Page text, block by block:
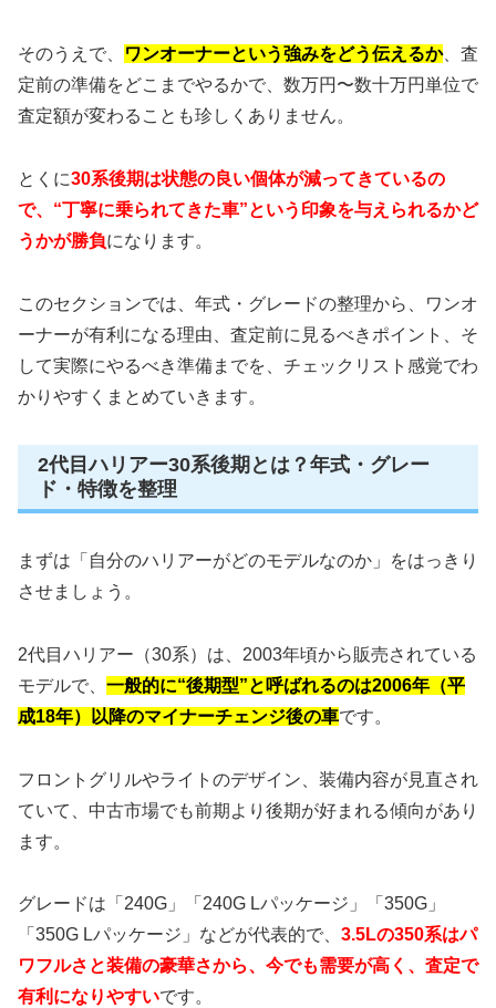
そのうえで、 ワンオーナーという強みをどう伝えるか、査
定前の準備をどこまでやるかで、数万円〜数十万円単位で
査定額が変わることも珍しくありません。
とくに30系後期は状態の良い個体が減ってきているの
で、“丁寧に乗られてきた車”という印象を与えられるかど
うかが勝負になります。
このセクションでは、年式・グレードの整理から、ワンオ
ーナーが有利になる理由、査定前に見るべきポイント、そ
して実際にやるべき準備までを、チェックリスト感覚でわ
かりやすくまとめていきます。
2代目ハリアー30系後期とは？年式・グレー
ド・特徴を整理
まずは「自分のハリアーがどのモデルなのか」をはっきり
させましょう。
2代目ハリアー（30系）は、2003年頃から販売されている
モデルで、 一般的に“後期型”と呼ばれるのは2006年（平
成18年）以降のマイナーチェンジ後の車です。
フロントグリルやライトのデザイン、装備内容が見直され
ていて、中古市場でも前期より後期が好まれる傾向があり
ます。
グレードは「240G」「240G Lパッケージ」「350G」
「350G Lパッケージ」などが代表的で、 3.5Lの350系はパ
ワフルさと装備の豪華さから、今でも需要が高く、査定で
有利になりやすいです。